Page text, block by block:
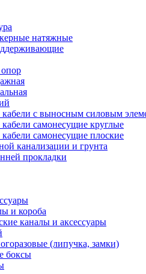
натяжные
с выносным силовым
самонесущие круглые
самонесущие плоские
канализации и грунта
прокладки
и короба
каналы и аксессуары
(липучка, замки)
боксы